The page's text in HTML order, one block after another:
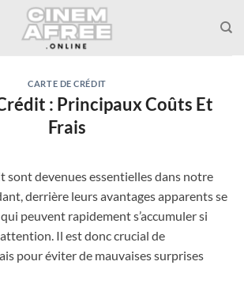
CARTE DE CRÉDIT
: Principaux Coûts Et
Frais
sont devenues essentielles dans notre
derrière leurs avantages apparents se
peuvent rapidement s’accumuler si
Il est donc crucial de
pour éviter de mauvaises surprises